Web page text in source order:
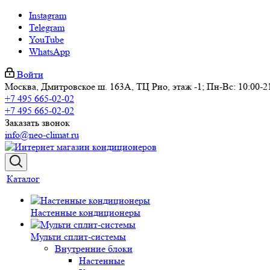
Instagram
Telegram
YouTube
WhatsApp
Войти
Москва, Дмитровское ш. 163А, ТЦ Рио, этаж -1; Пн-Вс: 10:00-
+7 495 665-02-02
+7 495 665-02-02
Заказать звонок
info@neo-climat.ru
Каталог
Настенные кондиционеры
Мульти сплит-системы
Внутренние блоки
Настенные